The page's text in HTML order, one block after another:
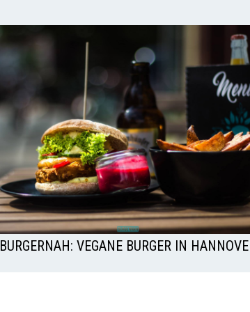
BURGERNAH: VEGANE BURGER IN